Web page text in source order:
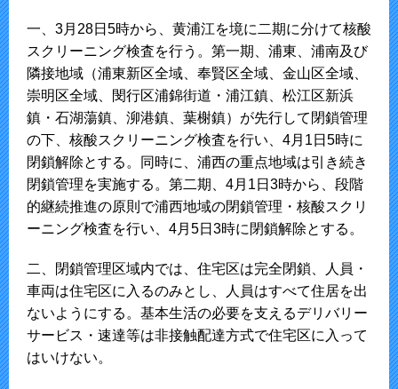
一、3月28日5時から、黄浦江を境に二期に分けて核酸
スクリーニング検査を行う。第一期、浦東、浦南及び
隣接地域（浦東新区全域、奉賢区全域、金山区全域、
崇明区全域、閔行区浦錦街道・浦江鎮、松江区新浜
鎮・石湖蕩鎮、泖港鎮、葉榭鎮）が先行して閉鎖管理
の下、核酸スクリーニング検査を行い、4月1日5時に
閉鎖解除とする。同時に、浦西の重点地域は引き続き
閉鎖管理を実施する。第二期、4月1日3時から、段階
的継続推進の原則で浦西地域の閉鎖管理・核酸スクリ
ーニング検査を行い、4月5日3時に閉鎖解除とする。
二、閉鎖管理区域内では、住宅区は完全閉鎖、人員・
車両は住宅区に入るのみとし、人員はすべて住居を出
ないようにする。基本生活の必要を支えるデリバリー
サービス・速達等は非接触配達方式で住宅区に入って
はいけない。